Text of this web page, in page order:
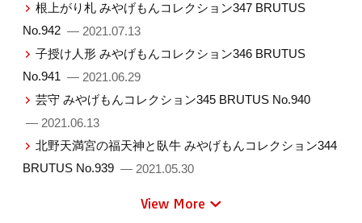
根上がり札 みやげもんコレクション347 BRUTUS
No.942 — 2021.07.13
子授け人形 みやげもんコレクション346 BRUTUS
No.941 — 2021.06.29
芸守 みやげもんコレクション345 BRUTUS No.940
— 2021.06.13
北野天満宮の福天神と臥牛 みやげもんコレクション344
BRUTUS No.939 — 2021.05.30
View More